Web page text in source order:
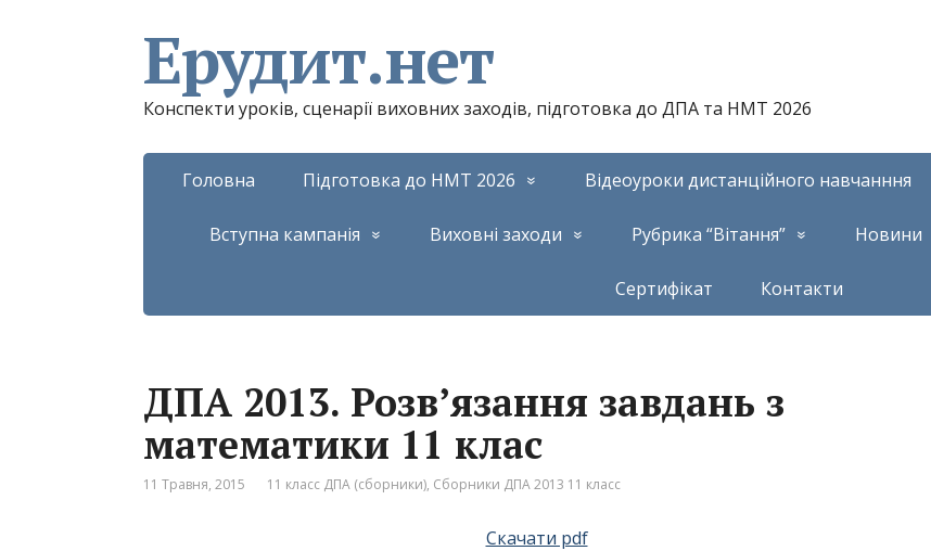
Ерудит.нет
Конспекти уроків, сценарії виховних заходів, підготовка до ДПА та НМТ 2026
Головна Підготовка до НМТ 2026 Відеоуроки дистанційного навчанння
Вступна кампанія Виховні заходи Рубрика “Вітання” Новини
Сертифікат Контакти
ДПА 2013. Розв’язання завдань з
математики 11 клас
11 Травня, 2015 11 класс ДПА (сборники), Сборники ДПА 2013 11 класс
Скачати pdf